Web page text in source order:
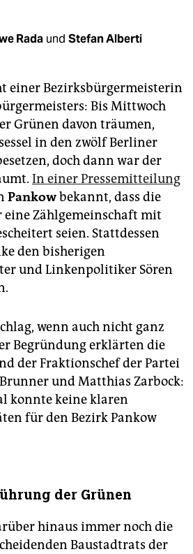
Rada und Stefan Alberti
einer Bezirksbürgermeisterin
Bis Mittwoch
Grünen davon träumen,
in den zwölf Berliner
doch dann war der
In einer Pressemitteilung
Pankowbekannt, dass die
Zählgemeinschaft mit
seien. Stattdessen
den bisherigen
und Linkenpolitiker Sören
wenn auch nicht ganz
Begründung erklärten die
der Fraktionschef der Partei
und Matthias Zarbock:
konnte keine klaren
für den Bezirk Pankow
der Grünen
hinaus immer noch die
Baustadtrats der